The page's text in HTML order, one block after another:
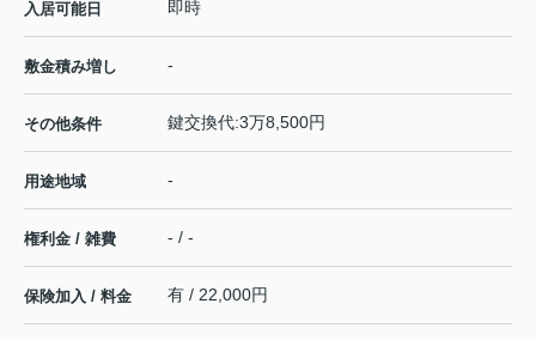
入居可能日 即時
敷金積み増し -
その他条件 鍵交換代:3万8,500円
用途地域 -
権利金 / 雑費 - / -
保険加入 / 料金 有 / 22,000円